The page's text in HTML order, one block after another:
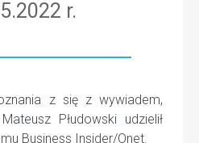
r.
z się z wywiadem,
Płudowski udzielił
Business Insider/Onet.